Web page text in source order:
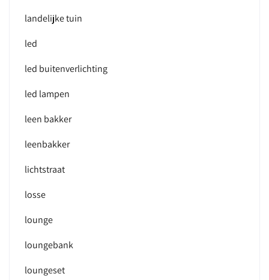
landelijke tuin
led
led buitenverlichting
led lampen
leen bakker
leenbakker
lichtstraat
losse
lounge
loungebank
loungeset